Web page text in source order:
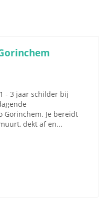
- 3 jaar schilder bij
Je bereidt
dekt af en...